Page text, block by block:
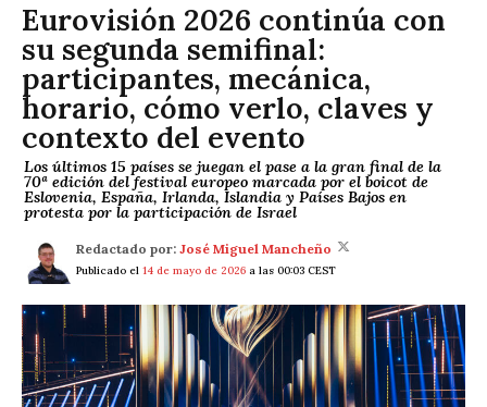
Eurovisión 2026 continúa con
su segunda semifinal:
participantes, mecánica,
horario, cómo verlo, claves y
contexto del evento
Los últimos 15 países se juegan el pase a la gran final de la
70ª edición del festival europeo marcada por el boicot de
Eslovenia, España, Irlanda, Islandia y Países Bajos en
protesta por la participación de Israel
Redactado por: José Miguel Mancheño
Publicado el 14 de mayo de 2026 a las 00:03 CEST